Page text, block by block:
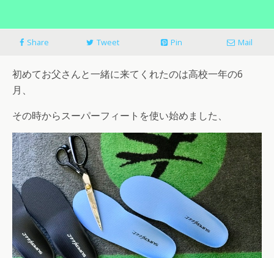
Share Tweet Pin Mail
初めてお父さんと一緒に来てくれたのは高校一年の6
月、
その時からスーパーフィートを使い始めました、